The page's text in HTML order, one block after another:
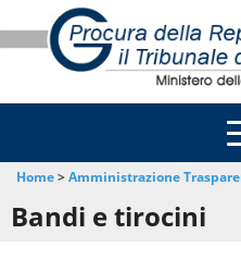
Home>Amministrazione
Bandi e tirocini